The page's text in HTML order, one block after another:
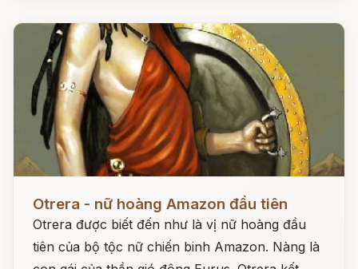
Otrera - nữ hoàng Amazon đầu tiên
Otrera được biết đến như là vị nữ hoàng đầu
tiên của bộ tộc nữ chiến binh Amazon. Nàng là